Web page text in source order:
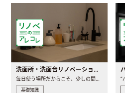
洗面所・洗面台リノベーションの事例と間取りアイデア
基礎知識